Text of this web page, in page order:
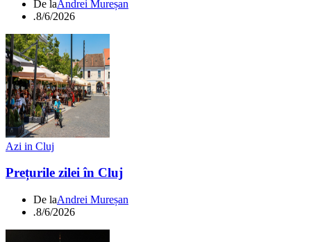
De laAndrei Mureșan
.8/6/2026
Azi in Cluj
Prețurile zilei în Cluj
De laAndrei Mureșan
.8/6/2026